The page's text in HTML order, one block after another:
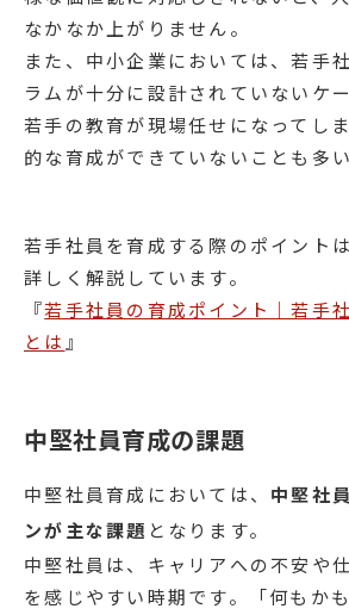
なかなか上がりません。
また、中小企業においては、若手
ラムが十分に設計されていないケ
若手の教育が現場任せになってし
的な育成ができていないことも多い
若手社員を育成する際のポイント
詳しく解説しています。
『若手社員の育成ポイント｜若手
とは 』
中堅社員育成の課題
中堅社員育成においては、 中堅社
ンが主な課題 となります。
中堅社員は、キャリアへの不安や
を感じやすい時期です。「何もか